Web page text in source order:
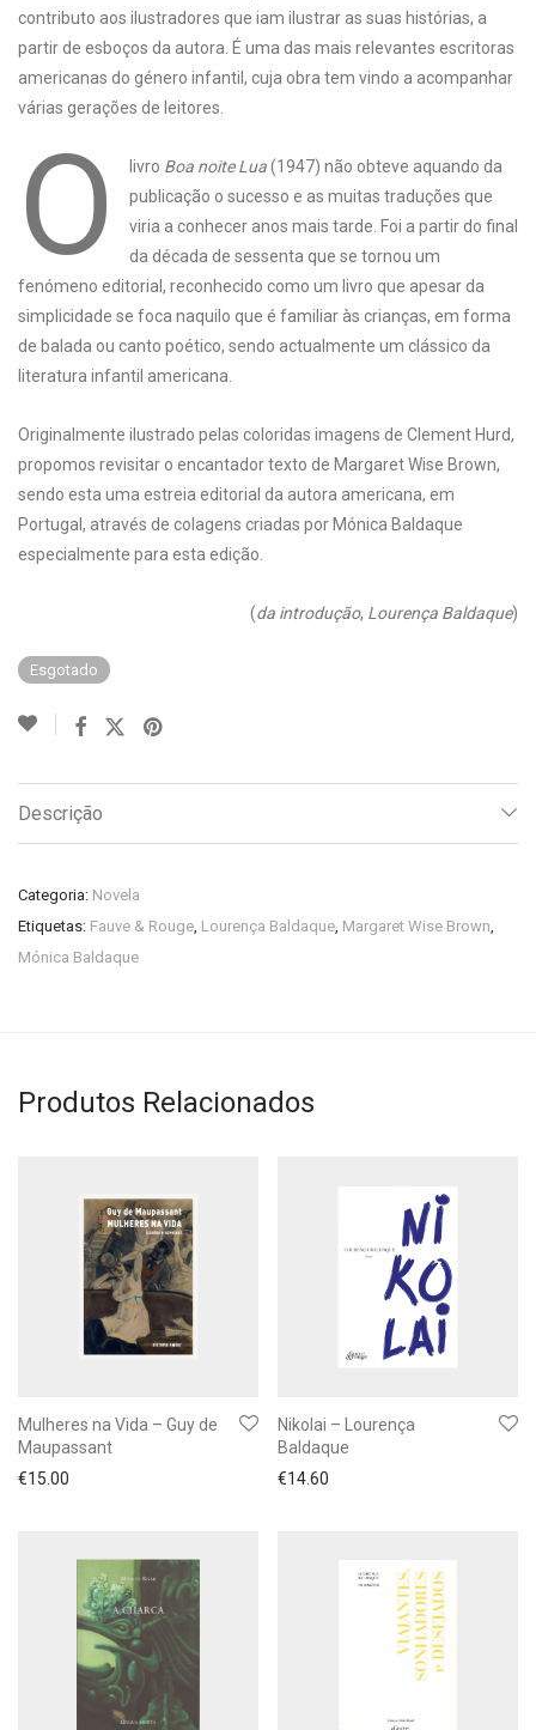
contributo aos ilustradores que iam ilustrar as suas histórias, a
partir de esboços da autora. É uma das mais relevantes escritoras
americanas do género infantil, cuja obra tem vindo a acompanhar
várias gerações de leitores.
O livro Boa noite Lua(1947) não obteve aquando da
publicação o sucesso e as muitas traduções que
viria a conhecer anos mais tarde. Foi a partir do final
da década de sessenta que se tornou um
fenómeno editorial, reconhecido como um livro que apesar da
simplicidade se foca naquilo que é familiar às crianças, em forma
de balada ou canto poético, sendo actualmente um clássico da
literatura infantil americana.
Originalmente ilustrado pelas coloridas imagens de Clement Hurd,
propomos revisitar o encantador texto de Margaret Wise Brown,
sendo esta uma estreia editorial da autora americana, em
Portugal, através de colagens criadas por Mónica Baldaque
especialmente para esta edição.
(da introdução, Lourença Baldaque)
Esgotado
Descrição
Categoria: Novela
Etiquetas: Fauve & Rouge, Lourença Baldaque, Margaret Wise Brown,
Mónica Baldaque
Produtos Relacionados
Mulheres na Vida – Guy de
Maupassant
€15.00
Nikolai – Lourença
Baldaque
€14.60